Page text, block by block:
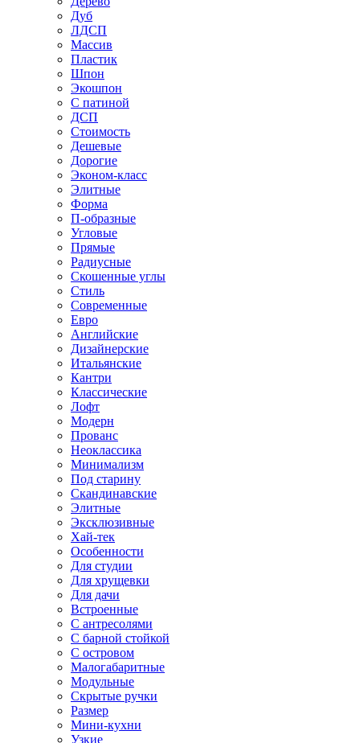
Дуб
ЛДСП
Массив
Пластик
Шпон
Экошпон
С патиной
ДСП
Стоимость
Дешевые
Дорогие
Эконом-класс
Элитные
Форма
П-образные
Угловые
Прямые
Радиусные
Скошенные углы
Стиль
Современные
Евро
Английские
Дизайнерские
Итальянские
Кантри
Классические
Лофт
Модерн
Прованс
Неоклассика
Минимализм
Под старину
Скандинавские
Элитные
Эксклюзивные
Хай-тек
Особенности
Для студии
Для хрущевки
Для дачи
Встроенные
С антресолями
С барной стойкой
С островом
Малогабаритные
Модульные
Скрытые ручки
Размер
Мини-кухни
Узкие